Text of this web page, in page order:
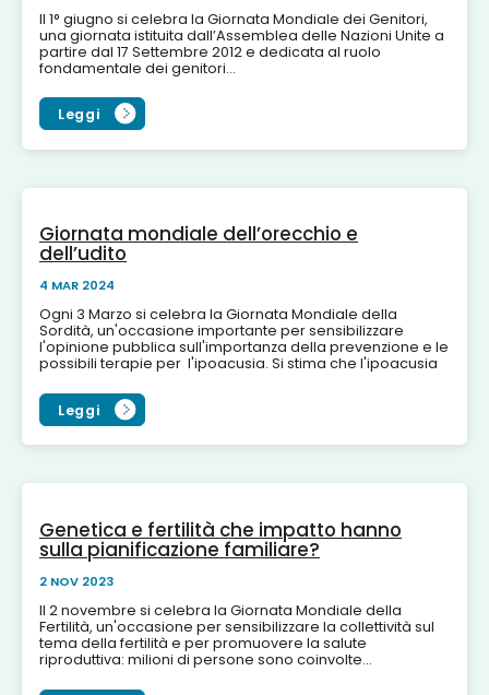
Il 1° giugno si celebra la Giornata Mondiale dei Genitori,
una giornata istituita dall’Assemblea delle Nazioni Unite a
partire dal 17 Settembre 2012 e dedicata al ruolo
fondamentale dei genitori...
Leggi
Giornata mondiale dell’orecchio e
dell’udito
4 MAR 2024
Ogni 3 Marzo si celebra la Giornata Mondiale della
Sordità, un'occasione importante per sensibilizzare
l'opinione pubblica sull'importanza della prevenzione e le
possibili terapie per l'ipoacusia. Si stima che l'ipoacusia
Leggi
Genetica e fertilità che impatto hanno
sulla pianificazione familiare?
2 NOV 2023
Il 2 novembre si celebra la Giornata Mondiale della
Fertilità, un'occasione per sensibilizzare la collettività sul
tema della fertilità e per promuovere la salute
riproduttiva: milioni di persone sono coinvolte...